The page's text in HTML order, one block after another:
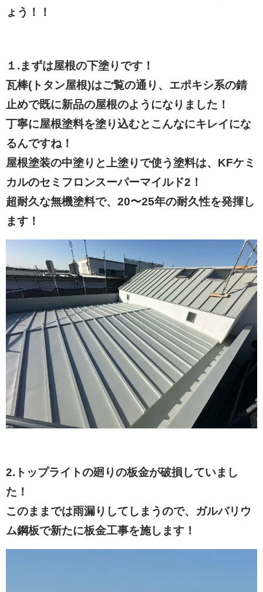
ょう！！
１.まずは屋根の下塗りです！
瓦棒(トタン屋根)はご覧の通り、エポキシ系の錆
止めで既に新品の屋根のようになりました！
丁寧に屋根塗料を塗り込むとこんなにキレイにな
るんですね！
屋根塗装の中塗りと上塗りで使う塗料は、KFケミ
カルのセミフロンスーパーマイルド2！
超耐久な無機塗料で、20〜25年の耐久性を発揮し
ます！
2.トップライトの廻りの板金が破損していまし
た！
このままでは雨漏りしてしまうので、ガルバリウ
ム鋼板で新たに板金工事を施します！